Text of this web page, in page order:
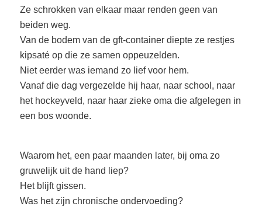
Ze schrokken van elkaar maar renden geen van
beiden weg.
Van de bodem van de gft-container diepte ze restjes
kipsaté op die ze samen oppeuzelden.
Niet eerder was iemand zo lief voor hem.
Vanaf die dag vergezelde hij haar, naar school, naar
het hockeyveld, naar haar zieke oma die afgelegen in
een bos woonde.
Waarom het, een paar maanden later, bij oma zo
gruwelijk uit de hand liep?
Het blijft gissen.
Was het zijn chronische ondervoeding?